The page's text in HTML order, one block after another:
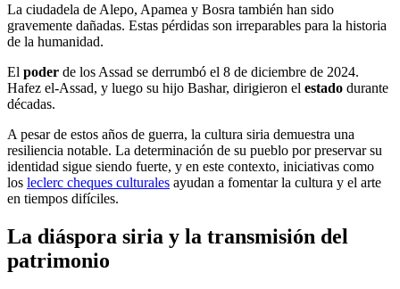
La ciudadela de Alepo, Apamea y Bosra también han sido
gravemente dañadas. Estas pérdidas son irreparables para la historia
de la humanidad.
El poder de los Assad se derrumbó el 8 de diciembre de 2024.
Hafez el-Assad, y luego su hijo Bashar, dirigieron el estado durante
décadas.
A pesar de estos años de guerra, la cultura siria demuestra una
resiliencia notable. La determinación de su pueblo por preservar su
identidad sigue siendo fuerte, y en este contexto, iniciativas como
los leclerc cheques culturales ayudan a fomentar la cultura y el arte
en tiempos difíciles.
La diáspora siria y la transmisión del
patrimonio